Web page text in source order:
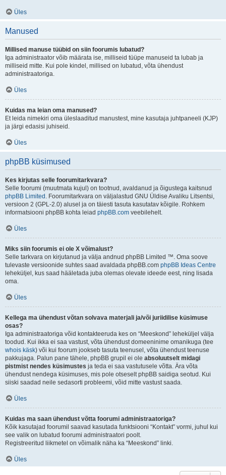
Üles
Manused
Millised manuse tüübid on siin foorumis lubatud?
Iga administraator võib määrata ise, milliseid tüüpe manuseid ta lubab ja
milliseid mitte. Kui pole kindel, millised on lubatud, võta ühendust
administraatoriga.
Üles
Kuidas ma leian oma manused?
Et leida nimekiri oma üleslaaditud manustest, mine kasutaja juhtpaneeli (KJP)
ja järgi edasisi juhiseid.
Üles
phpBB küsimused
Kes kirjutas selle foorumitarkvara?
Selle foorumi (muutmata kujul) on tootnud, avaldanud ja õigustega kaitsnud
phpBB Limited . Foorumitarkvara on väljalastud GNU Üldise Avaliku Litsentsi,
versioon 2 (GPL-2.0) alusel ja on täiesti tasuta kasutatav kõigile. Rohkem
informatsiooni phpBB kohta leiad phpBB.com veebilehelt.
Üles
Miks siin foorumis ei ole X võimalust?
Selle tarkvara on kirjutanud ja välja andnud phpBB Limited ™. Oma soove
tulevaste versioonide suhtes saad avaldada phpBB.com phpBB Ideas Centre
leheküljel, kus saad hääletada juba olemas olevate ideede eest, ning lisada
oma.
Üles
Kellega ma ühendust võtan solvava materjali ja/või juriidilise küsimuse
osas?
Iga administraatoriga võid kontakteeruda kes on “Meeskond” leheküljel välja
toodud. Kui ikka ei saa vastust, võta ühendust domeeninime omanikuga (tee
whois käsk) või kui foorum jookseb tasuta teenusel, võta ühendust teenuse
pakkujaga. Palun pane tähele, phpBB grupil ei ole absoluutselt midagi
pistmist nendes küsimustes ja teda ei saa vastutusele võtta. Ära võta
ühendust nendega küsimuses, mis pole otseselt phpBB saidiga seotud. Kui
siiski saadad neile sedasorti probleemi, võid mitte vastust saada.
Üles
Kuidas ma saan ühendust võtta foorumi administraatoriga?
Kõik kasutajad foorumil saavad kasutada funktsiooni “Kontakt” vormi, juhul kui
see valik on lubatud foorumi administraatori poolt.
Registreeritud liikmetel on võimalik näha ka “Meeskond” linki.
Üles